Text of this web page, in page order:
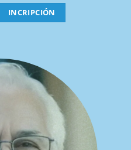
INCRIPCIÓN